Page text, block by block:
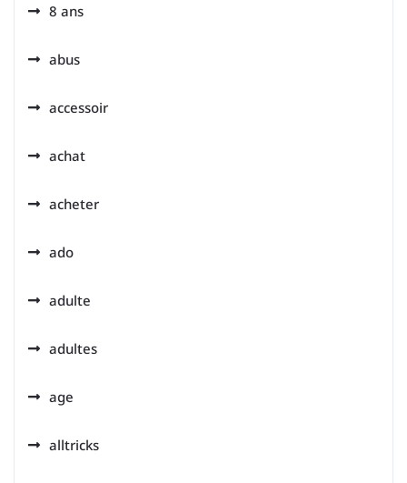
8 ans
abus
accessoir
achat
acheter
ado
adulte
adultes
age
alltricks